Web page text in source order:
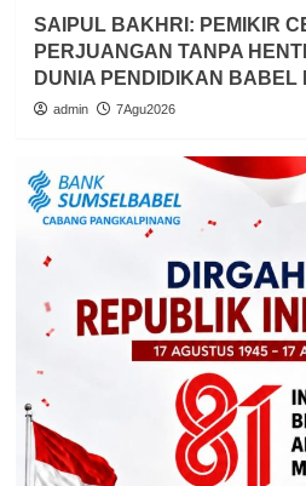
SAIPUL BAKHRI: PEMIKIR
PERJUANGAN TANPA
DUNIA PENDIDIKAN BABEL
admin 7Agu2026